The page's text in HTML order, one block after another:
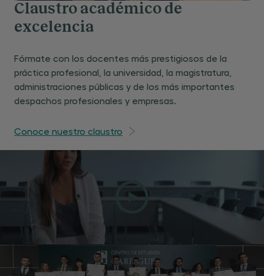
Claustro académico de
excelencia
Fórmate con los docentes más prestigiosos de la
práctica profesional, la universidad, la magistratura,
administraciones públicas y de los más importantes
despachos profesionales y empresas.
Conoce nuestro claustro